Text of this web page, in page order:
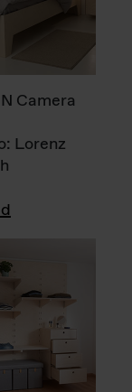
Camera
Lorenz